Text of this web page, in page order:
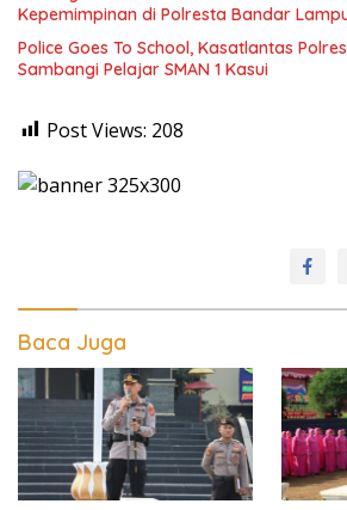
Kepemimpinan di Polresta Bandar
Police Goes To School, Kasatlantas
Sambangi Pelajar SMAN 1 Kasui
Post Views: 208
Baca Juga